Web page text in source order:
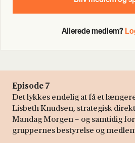
Allerede medlem?
Episode 7
Det lykkes endelig at få et
Lisbeth Knudsen, strategisk
Mandag Morgen – og samtidig
gruppernes bestyrelse og